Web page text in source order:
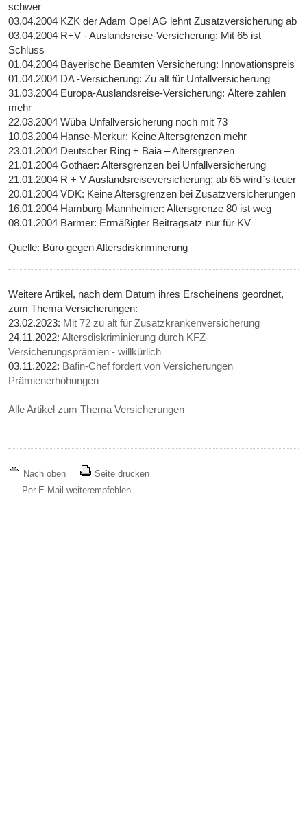
schwer
03.04.2004 KZK der Adam Opel AG lehnt Zusatzversicherung ab
03.04.2004 R+V - Auslandsreise-Versicherung: Mit 65 ist
Schluss
01.04.2004 Bayerische Beamten Versicherung: Innovationspreis
01.04.2004 DA -Versicherung: Zu alt für Unfallversicherung
31.03.2004 Europa-Auslandsreise-Versicherung: Ältere zahlen
mehr
22.03.2004 Wüba Unfallversicherung noch mit 73
10.03.2004 Hanse-Merkur: Keine Altersgrenzen mehr
23.01.2004 Deutscher Ring + Baia – Altersgrenzen
21.01.2004 Gothaer: Altersgrenzen bei Unfallversicherung
21.01.2004 R + V Auslandsreiseversicherung: ab 65 wird`s teuer
20.01.2004 VDK: Keine Altersgrenzen bei Zusatzversicherungen
16.01.2004 Hamburg-Mannheimer: Altersgrenze 80 ist weg
08.01.2004 Barmer: Ermäßigter Beitragsatz nur für KV
Quelle: Büro gegen Altersdiskriminerung
Weitere Artikel, nach dem Datum ihres Erscheinens geordnet,
zum Thema Versicherungen:
23.02.2023: Mit 72 zu alt für Zusatzkrankenversicherung
24.11.2022:Altersdiskriminierung durch KFZ-
Versicherungsprämien - willkürlich
03.11.2022: Bafin-Chef fordert von Versicherungen
Prämienerhöhungen
Alle Artikel zum Thema Versicherungen
Nach oben
Seite drucken
Per E-Mail weiterempfehlen